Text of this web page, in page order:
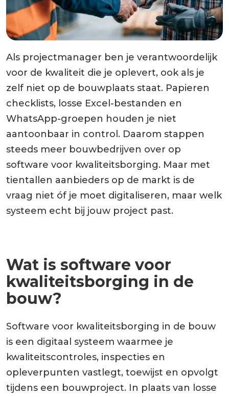
Als projectmanager ben je verantwoordelijk
voor de kwaliteit die je oplevert, ook als je
zelf niet op de bouwplaats staat. Papieren
checklists, losse Excel-bestanden en
WhatsApp-groepen houden je niet
aantoonbaar in control. Daarom stappen
steeds meer bouwbedrijven over op
software voor kwaliteitsborging. Maar met
tientallen aanbieders op de markt is de
vraag niet óf je moet digitaliseren, maar welk
systeem echt bij jouw project past.
Wat is software voor
kwaliteitsborging in de
bouw?
Software voor kwaliteitsborging in de bouw
is een digitaal systeem waarmee je
kwaliteitscontroles, inspecties en
opleverpunten vastlegt, toewijst en opvolgt
tijdens een bouwproject. In plaats van losse